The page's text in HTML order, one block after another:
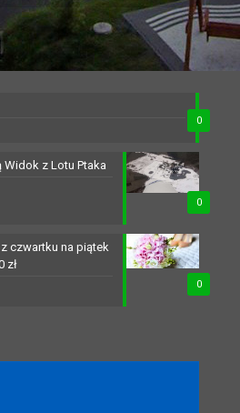
0
0
Widok z Lotu Ptaka
0
czwartku na piątek
zł